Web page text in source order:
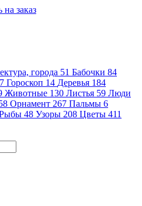
заказ
города 51 Бабочки 84
Гороскоп 14 Деревья 184
Животные 130 Листья 59 Люди
Орнамент 267 Пальмы 6
48 Узоры 208 Цветы 411